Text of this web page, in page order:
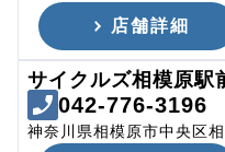
店舗詳細
サイクルズ相模原駅
042-776-3196
神奈川県相模原市中央区